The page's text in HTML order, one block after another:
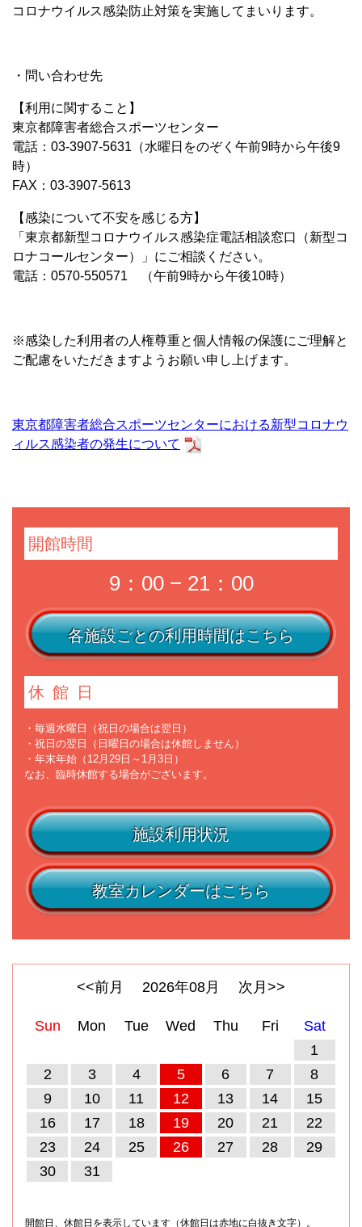
コロナウイルス感染防止対策を実施してまいります。
・問い合わせ先
【利用に関すること】
東京都障害者総合スポーツセンター
電話：03-3907-5631（水曜日をのぞく午前9時から午後9
時）
FAX：03-3907-5613
【感染について不安を感じる方】
「東京都新型コロナウイルス感染症電話相談窓口（新型コ
ロナコールセンター）」にご相談ください。
電話：0570-550571 （午前9時から午後10時）
※感染した利用者の人権尊重と個人情報の保護にご理解と
ご配慮をいただきますようお願い申し上げます。
東京都障害者総合スポーツセンターにおける新型コロナウ
ィルス感染者の発生について
開館時間
9：00 − 21：00
各施設ごとの利用時間はこちら
休館日
・毎週水曜日（祝日の場合は翌日）
・祝日の翌日（日曜日の場合は休館しません）
・年末年始（12月29日～1月3日）
なお、臨時休館する場合がございます。
施設利用状況
教室カレンダーはこちら
<<前月 2026年08 月 次月>>
Sun Mon Tue Wed Thu Fri
Sat
1
2
3 4 5 6 7
8
9
10 11 12 13 14
15
16
17 18 19 20 21
22
23
24 25 26 27 28
29
30
31
開館日、休館日を表示しています（休館日は赤地に白抜き文字）。